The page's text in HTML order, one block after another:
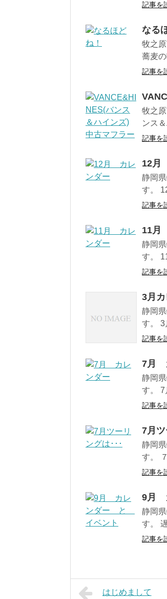
記事を
なる
牧之
蕎麦
記事を
牧之
ンス
記事を
12月
静岡
す。
記事を
11月
静岡
す。
記事を
3月
静岡
す。 3
記事を
7月
静岡
す。
記事を
7月ツ
静岡
す。
記事を
9月
静岡
す。
記事を
はじめまして